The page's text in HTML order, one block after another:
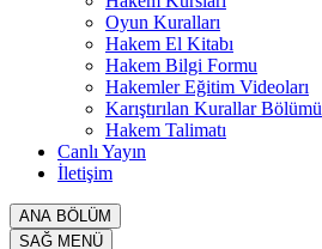
Oyun Kuralları
Hakem El Kitabı
Hakem Bilgi Formu
Hakemler Eğitim Videoları
Karıştırılan Kurallar Bölümü
Hakem Talimatı
Canlı Yayın
İletişim
ANA BÖLÜM
SAĞ MENÜ